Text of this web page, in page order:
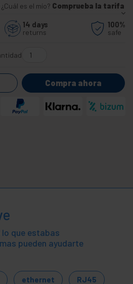
es el mío? Comprueba la tarifa
14 days
returns
100%
safe
Compra ahora
que estabas
pueden ayudarte
ethernet RJ45